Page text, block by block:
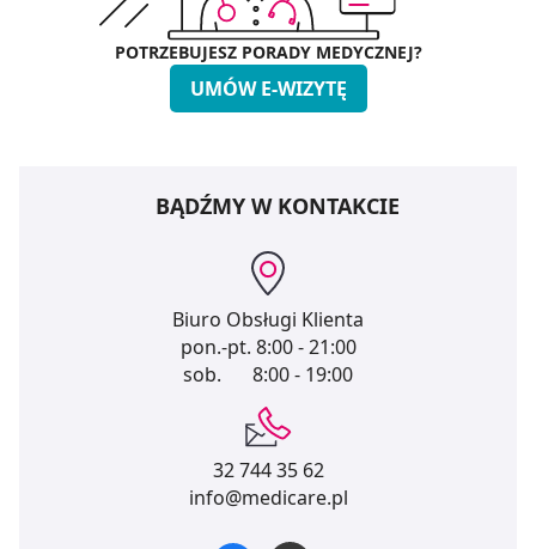
POTRZEBUJESZ PORADY MEDYCZNEJ?
UMÓW E-WIZYTĘ
BĄDŹMY W KONTAKCIE
Biuro Obsługi Klienta
pon.-pt. 8:00 - 21:00
sob.
8:00 - 19:00
32 744 35 62
info@medicare.pl